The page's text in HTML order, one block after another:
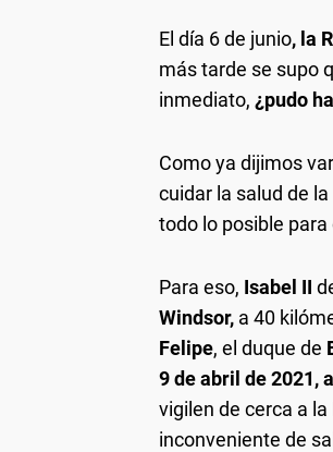
El día 6 de junio, la
más tarde se supo
inmediato, ¿pudo
Como ya dijimos
cuidar la salud de
todo lo posible
Para eso, Isabel II
Windsor, a 40
Felipe, el duque de
9 de abril de 2021,
vigilen de cerca a
inconveniente de